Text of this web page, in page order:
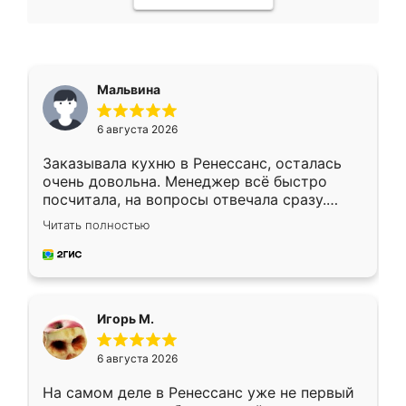
Мальвина
6 августа 2026
Заказывала кухню в Ренессанс, осталась
очень довольна. Менеджер всё быстро
посчитала, на вопросы отвечала сразу.
Замерщик приехал в субботу, подошёл к
делу со всей ответственностью. Собрали
за день, ребята работали аккуратно, даже
Читать полностью
Игорь М.
6 августа 2026
На самом деле в Ренессанс уже не первый